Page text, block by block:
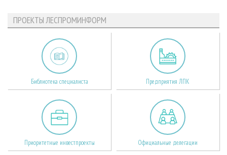
ПРОЕКТЫ ЛЕСПРОМИНФОРМ
Библиотека специалиста Предприятия ЛПК
Приоритетные инвестпроекты Официальные делегации